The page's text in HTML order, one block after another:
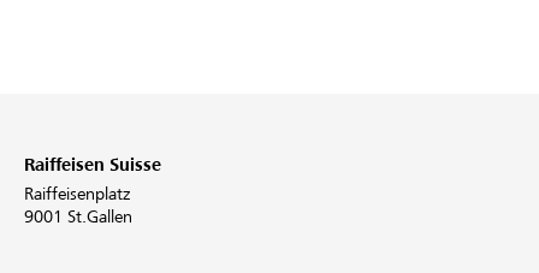
Raiffeisen Suisse
Raiffeisenplatz
9001 St.Gallen